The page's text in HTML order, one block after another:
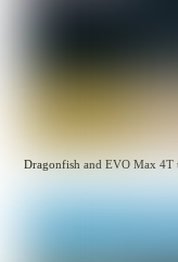
Dragonfish and EVO Max 4T